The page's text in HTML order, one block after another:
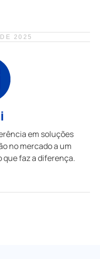
2025
em soluções
no mercado a um
faz a diferença.